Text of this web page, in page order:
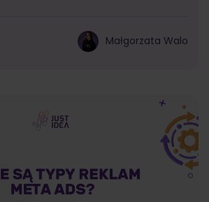
Małgorzata Walo